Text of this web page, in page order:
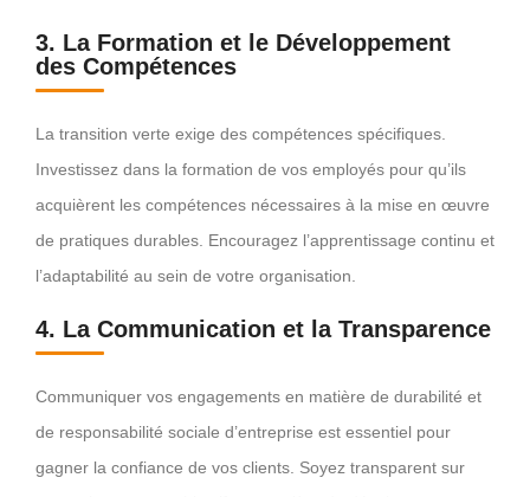
3. La Formation et le Développement
des Compétences
La transition verte exige des compétences spécifiques.
Investissez dans la formation de vos employés pour qu’ils
acquièrent les compétences nécessaires à la mise en œuvre
de pratiques durables. Encouragez l’apprentissage continu et
l’adaptabilité au sein de votre organisation.
4. La Communication et la Transparence
Communiquer vos engagements en matière de durabilité et
de responsabilité sociale d’entreprise est essentiel pour
gagner la confiance de vos clients. Soyez transparent sur